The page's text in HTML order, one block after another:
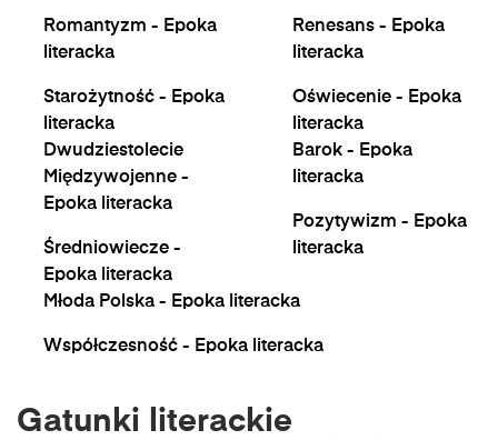
Romantyzm - Epoka
literacka
Starożytność - Epoka
literacka
Renesans - Epoka
literacka
Oświecenie - Epoka
literacka
Dwudziestolecie
Międzywojenne -
Epoka literacka
Średniowiecze -
Epoka literacka
Barok - Epoka
literacka
Pozytywizm - Epoka
literacka
Młoda Polska - Epoka literacka
Współczesność - Epoka literacka
Gatunki literackie